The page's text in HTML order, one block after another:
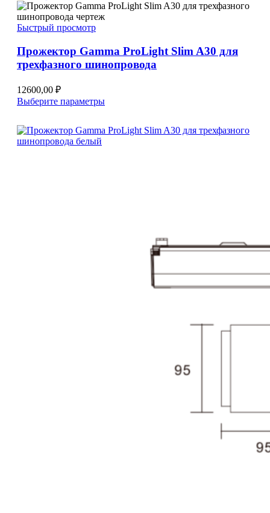
Опции
можно
странице
товара.
Быстрый просмотр
Прожектор Gamma ProLight Slim A30 для
трехфазного шинопровода
12600,00 ₽
Выберите параметрыЭтот
несколько